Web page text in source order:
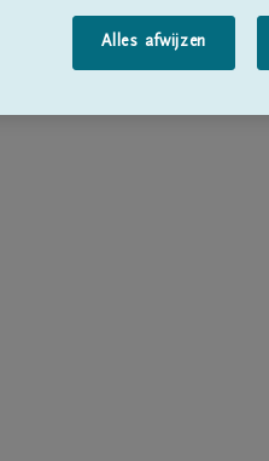
Zutendaal
Alles afwijzen